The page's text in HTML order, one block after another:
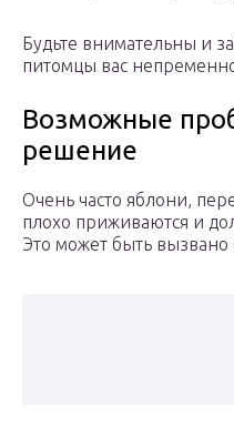
Будьте внимательны и
питомцы вас
Возможные
решение
Очень часто яблони,
плохо приживаются и
Это может быть